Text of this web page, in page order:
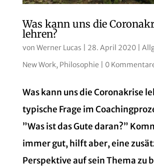
Was kann uns die
lehren?
von Werner Lucas 28. April 2020|
New Work, Philosophie 0
Was kann uns die Coronakrise
typische Frage im
”Was ist das Gute daran?”
immer gut, hilft aber, eine
Perspektive auf sein Thema zu